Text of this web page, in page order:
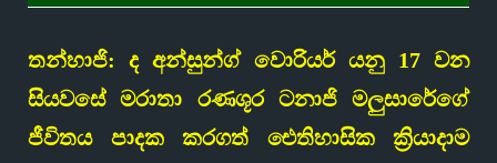
තන්හාජි: ද අන්සුන්ග් වොරියර් යනු 17 වන
සියවසේ මරාතා රණශූර ටනාජි මලුසාරේගේ
ජීවිතය පාදක කරගත් ඓතිහාසික ක්‍රියාදාම